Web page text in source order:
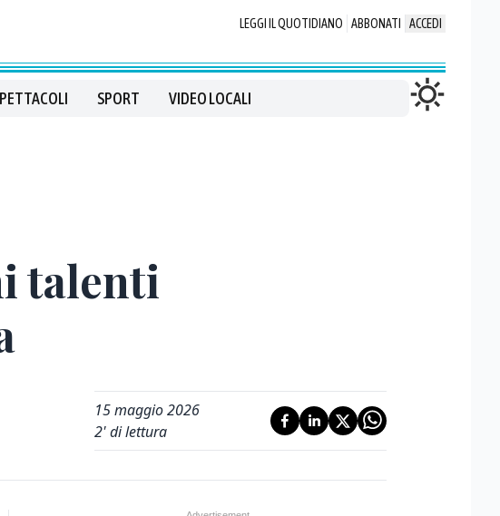
LEGGI IL QUOTIDIANO ABBONATI ACCEDI
SPORT VIDEO LOCALI
talenti
15 maggio 2026
2' di lettura